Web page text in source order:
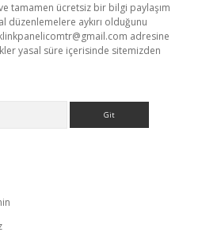
tamamen ücretsiz bir bilgi paylaşım
düzenlemelere aykırı olduğunu
adresine
yasal süre içerisinde sitemizden